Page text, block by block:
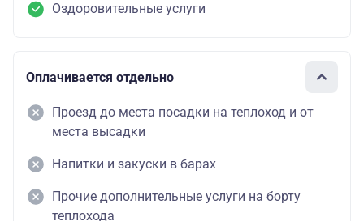
Оздоровительные услуги
Оплачивается отдельно
Проезд до места посадки на теплоход и от
места высадки
Напитки и закуски в барах
Прочие дополнительные услуги на борту
теплохода